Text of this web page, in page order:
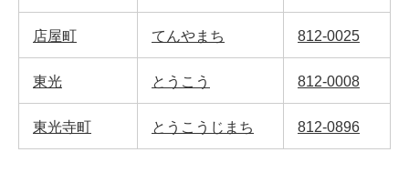
店屋町 てんやまち 812-0025
東光 とうこう 812-0008
東光寺町 とうこうじまち 812-0896